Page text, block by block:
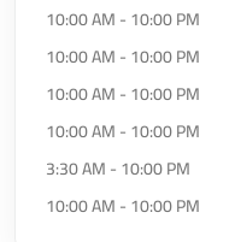
10:00 AM - 10:00 PM
10:00 AM - 10:00 PM
10:00 AM - 10:00 PM
10:00 AM - 10:00 PM
3:30 AM - 10:00 PM
10:00 AM - 10:00 PM